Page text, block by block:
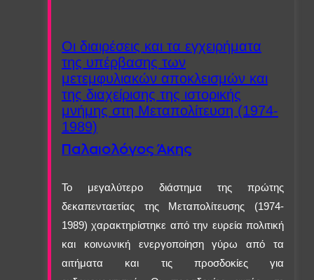
Οι διαιρέσεις και τα εγχειρήματα
της υπέρβασης των
μετεμφυλιακών αποκλεισμών και
της διαχείρισης της ιστορικής
μνήμης στη Μεταπολίτευση (1974-
1989)
Παλαιολόγος Άκης
Το μεγαλύτερο διάστημα της πρώτης
δεκαπενταετίας της Μεταπολίτευσης (1974-
1989) χαρακτηρίστηκε από την ευρεία πολιτική
και κοινωνική ενεργοποίηση γύρω από τα
αιτήματα και τις προσδοκίες για